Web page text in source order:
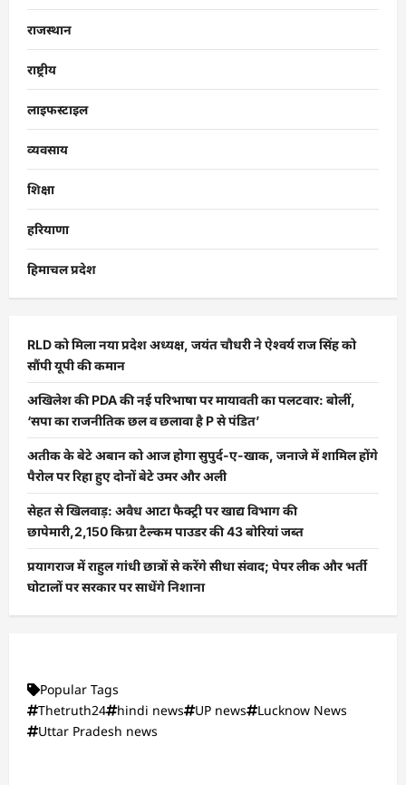
राजस्थान
राष्ट्रीय
लाइफस्टाइल
व्यवसाय
शिक्षा
हरियाणा
हिमाचल प्रदेश
RLD को मिला नया प्रदेश अध्यक्ष, जयंत चौधरी ने ऐश्वर्य राज सिंह को
सौंपी यूपी की कमान
अखिलेश की PDA की नई परिभाषा पर मायावती का पलटवार: बोलीं,
‘सपा का राजनीतिक छल व छलावा है P से पंडित’
अतीक के बेटे अबान को आज होगा सुपुर्द-ए-खाक, जनाजे में शामिल होंगे
पैरोल पर रिहा हुए दोनों बेटे उमर और अली
सेहत से खिलवाड़: अवैध आटा फैक्ट्री पर खाद्य विभाग की
छापेमारी,2,150 किग्रा टैल्कम पाउडर की 43 बोरियां जब्त
प्रयागराज में राहुल गांधी छात्रों से करेंगे सीधा संवाद; पेपर लीक और भर्ती
घोटालों पर सरकार पर साधेंगे निशाना
Popular Tags
Thetruth24
hindi news UP news
Lucknow News
Uttar Pradesh news